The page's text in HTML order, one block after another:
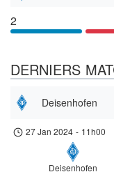
2
DERNIERS
Deisenhofen
27 Jan 2024 - 11h00
Deisenhofen